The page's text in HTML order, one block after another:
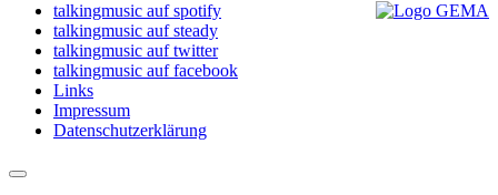
talkingmusic auf spotify
talkingmusic auf steady
talkingmusic auf twitter
talkingmusic auf facebook
Links
Impressum
Datenschutzerklärung